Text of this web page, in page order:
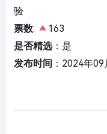
验
票数:
163
是否精选：是
发布时间 ：2024年